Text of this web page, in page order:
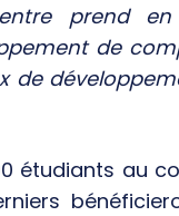
prend
de
de
étudiants au